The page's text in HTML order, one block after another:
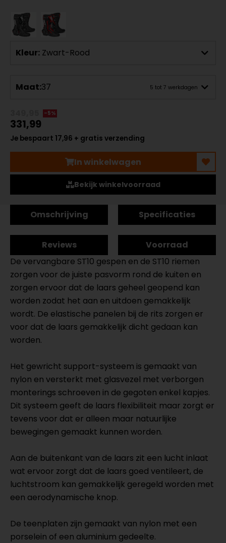
Kleur: Zwart-Rood
Maat:37 5 tot 7 werkdagen
-5%
331,99
Je bespaart 17,96 + gratis verzending
In winkelwagen
Bekijk winkelvoorraad
Omschrijving Specificaties
Reviews
Voorraad
De vervangbare ST10 gespen en de ST10 riemen
zorgen voor de juiste pasvorm rond de kuiten en
zorgen ervoor dat de laars geheel geopend kan
worden zodat het aan en uitdoen gemakkelijk
wordt. De elastische panelen bij de rits zorgen er
voor dat de laars gemakkelijk dicht gedaan kan
worden.
Het gewricht support-systeem is gemaakt van
nylon en versterkt met glasvezel met verborgen
monterings schroeven in de gegoten enkel kapjes.
Dit systeem geeft de laars flexibiliteit maar zorgt er
tevens voor dat er alleen maar natuurlijke
bewegingen gemaakt kunnen worden.
Aan de buitenkant van de laars zit een lucht inlaat
wat ervoor zorgt dat de laars goed ventileert, de
luchtstroom kan gemakkelijk geregeld worden met
een aerodynamische knop.
De teenplaten zijn gemaakt van nylon met een
porselein of een aluminium gedeelte.